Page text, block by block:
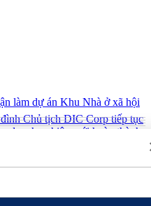
làm dự án Khu Nhà ở xã hội
Chủ tịch DIC Corp tiếp tục
doanh nghiệp mới hoàn thành
chế, chính sách đặc thù để
xăng trong nước đồng loạt giảm